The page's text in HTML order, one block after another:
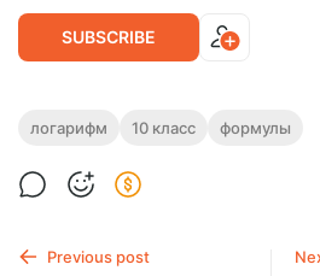
SUBSCRIBE
Логарифмические
Логарифмические формулы с
логарифм 10 класс формулы
Previous post